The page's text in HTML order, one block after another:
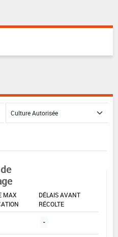
MAX
DÉLAIS AVANT
RÉCOLTE
-